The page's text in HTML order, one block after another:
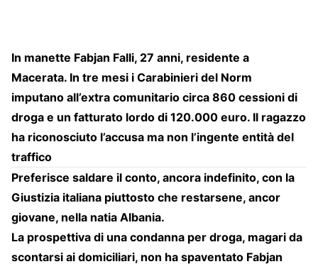
In manette Fabjan Falli, 27 anni, residente a
Macerata. In tre mesi i Carabinieri del Norm
imputano all’extra comunitario circa 860 cessioni di
droga e un fatturato lordo di 120.000 euro. Il ragazzo
ha riconosciuto l’accusa ma non l’ingente entità del
traffico
Preferisce saldare il conto, ancora indefinito, con la
Giustizia italiana piuttosto che restarsene, ancor
giovane, nella natia Albania.
La prospettiva di una condanna per droga, magari da
scontarsi ai domiciliari, non ha spaventato Fabjan